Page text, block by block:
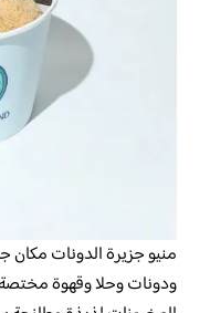
منيو جزيرة الدونات مكان
ودونات وحلا وقهوة